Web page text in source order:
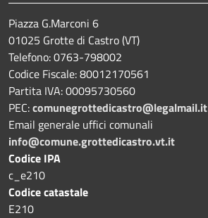
Piazza G.Marconi 6
01025 Grotte di Castro (VT)
Telefono: 0763-798002
Codice Fiscale: 80012170561
Partita IVA: 00095730560
PEC:comunegrottedicastro@legalmail.it
Email generale uffici comunali
info@comune.grottedicastro.vt.it
Codice IPA
c_e210
Codice catastale
E210